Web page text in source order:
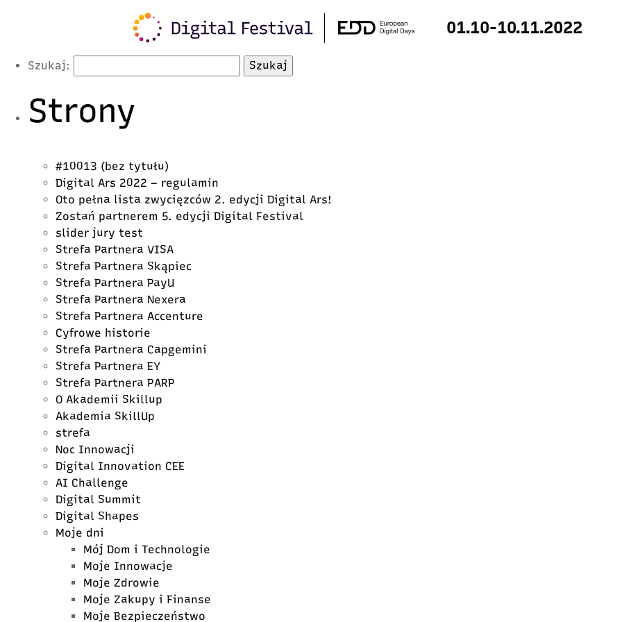
01.10-10.11.2022
Latest Posts
Szukaj:
Strony
#10013 (bez tytułu)
Digital Ars 2022 – regulamin
Oto pełna lista zwycięzców 2. edycji Digital Ars!
Zostań partnerem 5. edycji Digital Festival
slider jury test
Strefa Partnera VISA
Strefa Partnera Skąpiec
Strefa Partnera PayU
Strefa Partnera Nexera
Strefa Partnera Accenture
Cyfrowe historie
Strefa Partnera Capgemini
Strefa Partnera EY
Strefa Partnera PARP
O Akademii Skillup
Akademia SkillUp
strefa
Noc Innowacji
Digital Innovation CEE
AI Challenge
Digital Summit
Digital Shapes
Moje dni
Mój Dom i Technologie
Moje Innowacje
Moje Zdrowie
Moje Zakupy i Finanse
Moje Bezpieczeństwo